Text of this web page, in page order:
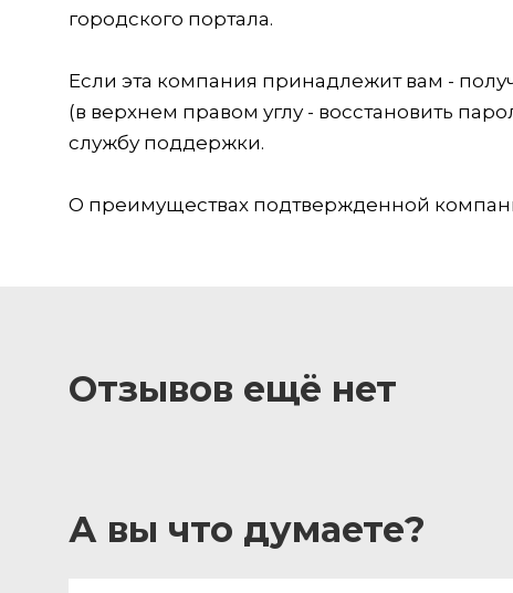
городского портала.
Если эта компания принадлежит вам -
(в верхнем правом углу - восстановить
службу поддержки.
О преимуществах подтвержденной
Отзывов ещё нет
А вы что думаете?